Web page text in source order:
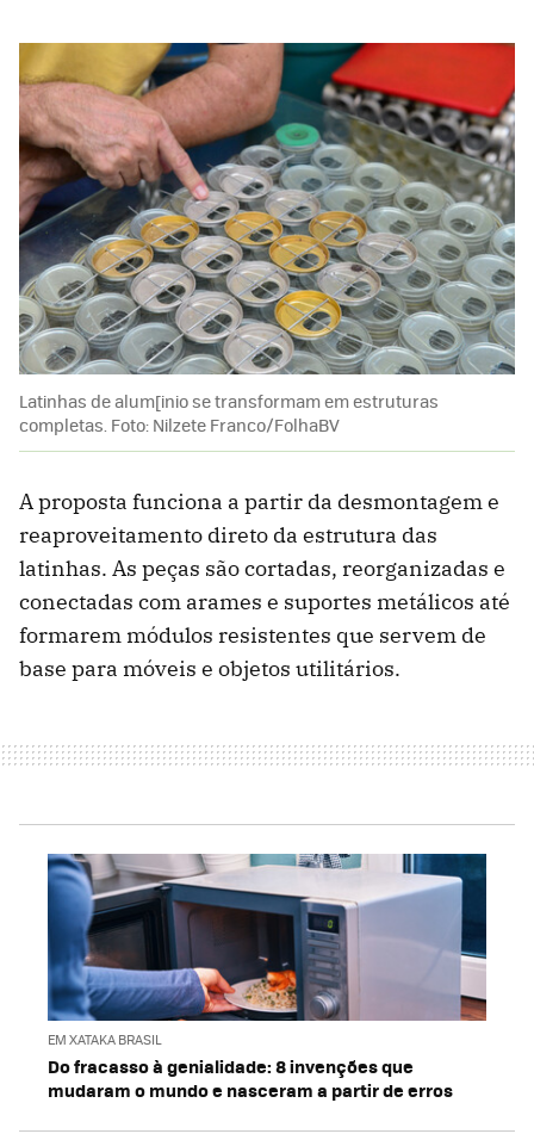
Latinhas de alum[inio se transformam em estruturas
completas. Foto: Nilzete Franco/FolhaBV
A proposta funciona a partir da desmontagem e
reaproveitamento direto da estrutura das
latinhas. As peças são cortadas, reorganizadas e
conectadas com arames e suportes metálicos até
formarem módulos resistentes que servem de
base para móveis e objetos utilitários.
EM XATAKA BRASIL
Do fracasso à genialidade: 8 invenções que
mudaram o mundo e nasceram a partir de erros